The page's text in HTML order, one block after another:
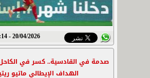
20/04/2026 - 12:14 ص
صدمة في القادسية.. كسر في
الهداف الإيطالي ماتيو